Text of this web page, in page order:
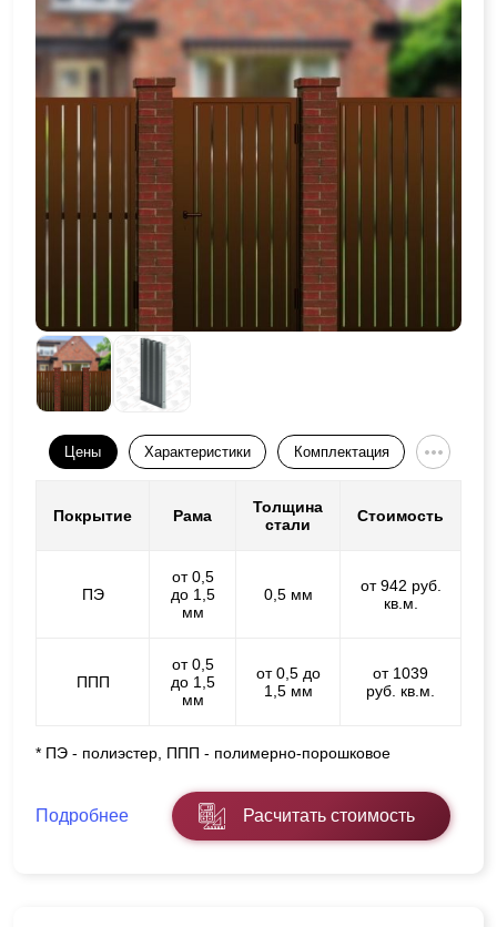
Цены Характеристики Комплектация
Покрытие Рама
Толщина
стали
Стоимость
ПЭ
от 0,5
до 1,5
мм
0,5 мм
от 942 руб.
кв.м.
ППП
от 0,5
до 1,5
мм
от 0,5 до
1,5 мм
от 1039
руб. кв.м.
* ПЭ - полиэстер, ППП - полимерно-порошковое
Подробнее Расчитать стоимость